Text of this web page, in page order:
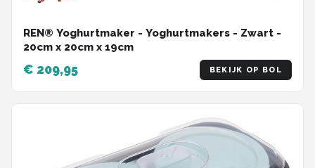
REN® Yoghurtmaker - Yoghurtmakers - Zwart -
‎20cm x 20cm x 19cm
€ 209,95 BEKIJK OP BOL